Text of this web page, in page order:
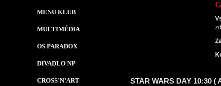
MENU KLUB
MULTIMÉDIA
OS PARADOX
DIVADLO NP
CROSS’N’ART
STAR WARS DAY 10:30